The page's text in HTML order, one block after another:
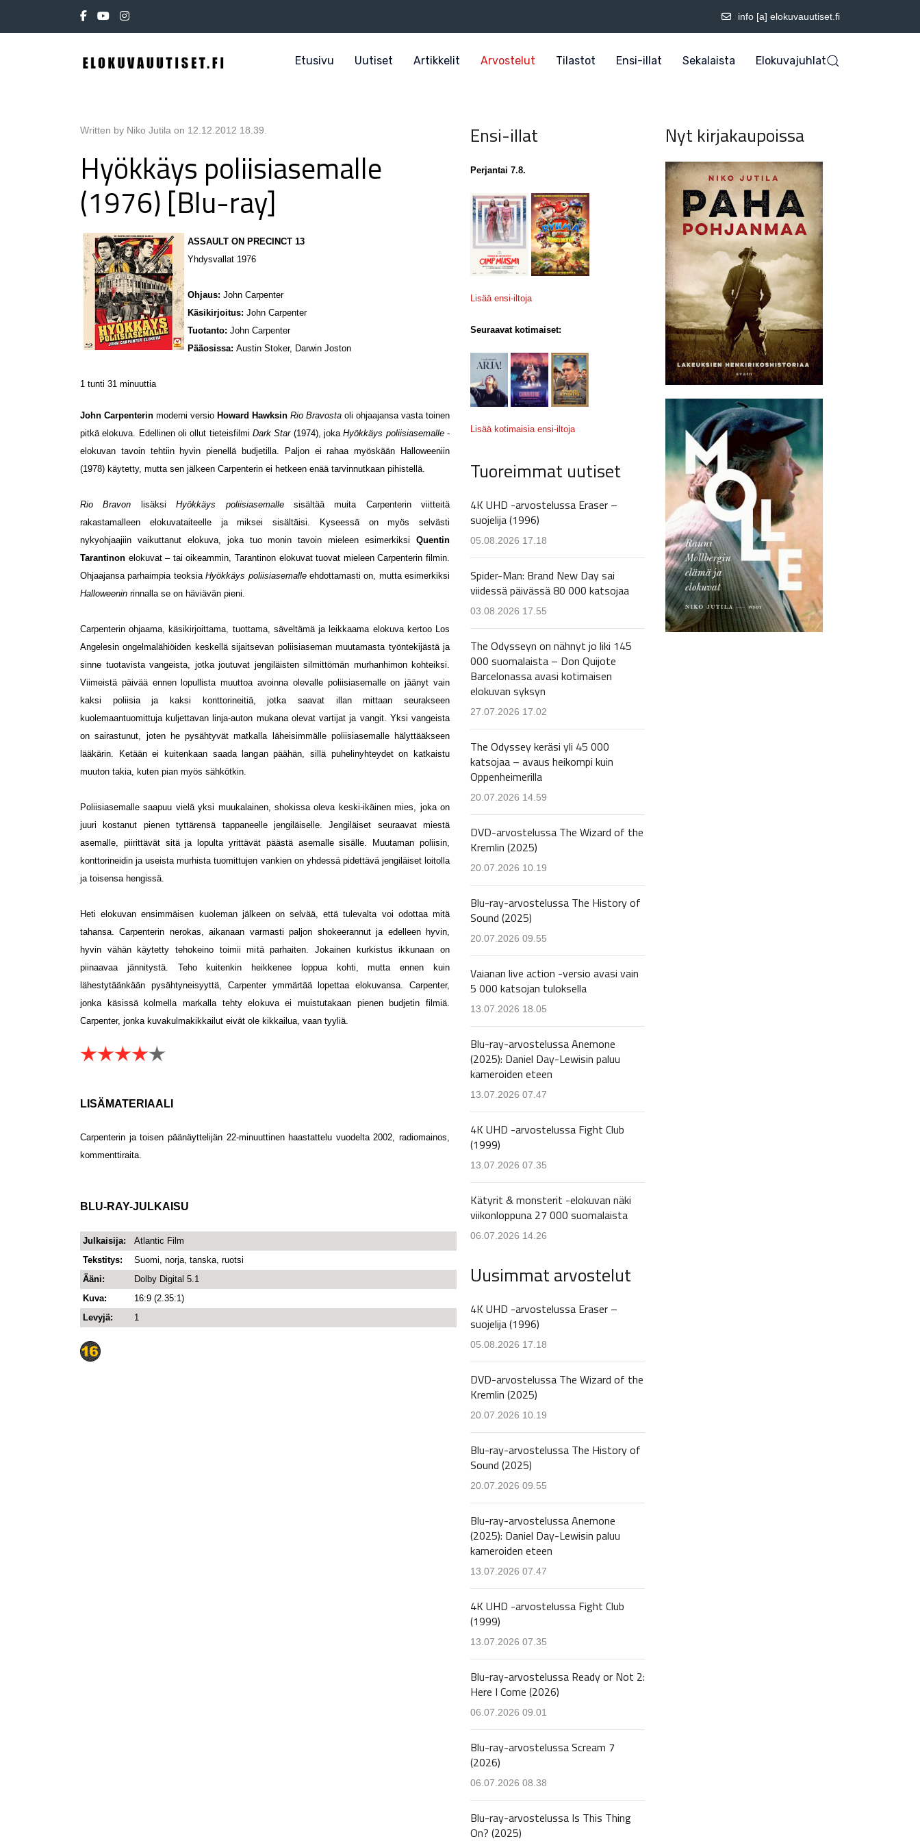
info [a] elokuvauutiset.fi
Etusivu Uutiset Artikkelit Arvostelut Tilastot Ensi-illat Sekalaista Elokuvajuhlat
Written by Niko Jutila on 12.12.2012 18.39
Hyökkäys poliisiasemalle
(1976) [Blu-ray]
ASSAULT ON PRECINCT 13
Yhdysvallat 1976
Ohjaus: John Carpenter
Käsikirjoitus: John Carpenter
Tuotanto: John Carpenter
Pääosissa: Austin Stoker, Darwin Joston
1 tunti 31 minuuttia
John Carpenterin moderni versio Howard Hawksin Rio Bravosta oli ohjaajansa vasta toinen
pitkä elokuva. Edellinen oli ollut tieteisfilmi Dark Star (1974), jokaHyökkäys poliisiasemalle-
elokuvan tavoin tehtiin hyvin pienellä budjetilla. Paljon ei rahaa myöskään Halloweeniin
(1978) käytetty, mutta sen jälkeen Carpenterin ei hetkeen enää tarvinnutkaan pihistellä.
Rio Bravon lisäksiHyökkäys poliisiasemalle sisältää muita Carpenterin viitteitä
rakastamalleen elokuvataiteelle ja miksei sisältäisi. Kyseessä on myös selvästi
nykyohjaajiin vaikuttanut elokuva, joka tuo monin tavoin mieleen esimerkiksi Quentin
Tarantinon elokuvat – tai oikeammin, Tarantinon elokuvat tuovat mieleen Carpenterin filmin.
Ohjaajansa parhaimpia teoksiaHyökkäys poliisiasemalle ehdottamasti on, mutta esimerkiksi
Halloweenin rinnalla se on häviävän pieni.
Carpenterin ohjaama, käsikirjoittama, tuottama, säveltämä ja leikkaama elokuva kertoo Los
Angelesin ongelmalähiöiden keskellä sijaitsevan poliisiaseman muutamasta työntekijästä ja
sinne tuotavista vangeista, jotka joutuvat jengiläisten silmittömän murhanhimon kohteiksi.
Viimeistä päivää ennen lopullista muuttoa avoinna olevalle poliisiasemalle on jäänyt vain
kaksi poliisia ja kaksi konttorineitiä, jotka saavat illan mittaan seurakseen
kuolemaantuomittuja kuljettavan linja-auton mukana olevat vartijat ja vangit. Yksi vangeista
on sairastunut, joten he pysähtyvät matkalla läheisimmälle poliisiasemalle hälyttääkseen
lääkärin. Ketään ei kuitenkaan saada langan päähän, sillä puhelinyhteydet on katkaistu
muuton takia, kuten pian myös sähkötkin.
Poliisiasemalle saapuu vielä yksi muukalainen, shokissa oleva keski-ikäinen mies, joka on
juuri kostanut pienen tyttärensä tappaneelle jengiläiselle. Jengiläiset seuraavat miestä
asemalle, piirittävät sitä ja lopulta yrittävät päästä asemalle sisälle. Muutaman poliisin,
konttorineidin ja useista murhista tuomittujen vankien on yhdessä pidettävä jengiläiset loitolla
ja toisensa hengissä.
Heti elokuvan ensimmäisen kuoleman jälkeen on selvää, että tulevalta voi odottaa mitä
tahansa. Carpenterin nerokas, aikanaan varmasti paljon shokeerannut ja edelleen hyvin,
hyvin vähän käytetty tehokeino toimii mitä parhaiten. Jokainen kurkistus ikkunaan on
piinaavaa jännitystä. Teho kuitenkin heikkenee loppua kohti, mutta ennen kuin
lähestytäänkään pysähtyneisyyttä, Carpenter ymmärtää lopettaa elokuvansa. Carpenter,
jonka käsissä kolmella markalla tehty elokuva ei muistutakaan pienen budjetin filmiä.
Carpenter, jonka kuvakulmakikkailut eivät ole kikkailua, vaan tyyliä.
LISÄMATERIAALI
Carpenterin ja toisen päänäyttelijän 22-minuuttinen haastattelu vuodelta 2002, radiomainos,
kommenttiraita.
BLU-RAY-JULKAISU
Julkaisija:
Atlantic Film
Tekstitys:
Suomi, norja, tanska, ruotsi
Ääni:
Dolby Digital 5.1
Kuva:
16:9 (2.35:1)
Levyjä:
1
Ensi-illat
Perjantai 7.8.
Lisää ensi-iltoja
Seuraavat kotimaiset:
Lisää kotimaisia ensi-iltoja
Tuoreimmat uutiset
4K UHD -arvostelussa Eraser –
suojelija (1996)
05.08.2026 17.18
Spider-Man: Brand New Day sai
viidessä päivässä 80 000 katsojaa
03.08.2026 17.55
The Odysseyn on nähnyt jo liki 145
000 suomalaista – Don Quijote
Barcelonassa avasi kotimaisen
elokuvan syksyn
27.07.2026 17.02
The Odyssey keräsi yli 45 000
katsojaa – avaus heikompi kuin
Oppenheimerilla
20.07.2026 14.59
DVD-arvostelussa The Wizard of the
Kremlin (2025)
20.07.2026 10.19
Blu-ray-arvostelussa The History of
Sound (2025)
20.07.2026 09.55
Vaianan live action -versio avasi vain
5 000 katsojan tuloksella
13.07.2026 18.05
Blu-ray-arvostelussa Anemone
(2025): Daniel Day-Lewisin paluu
kameroiden eteen
13.07.2026 07.47
4K UHD -arvostelussa Fight Club
(1999)
13.07.2026 07.35
Kätyrit & monsterit -elokuvan näki
viikonloppuna 27 000 suomalaista
06.07.2026 14.26
Uusimmat arvostelut
4K UHD -arvostelussa Eraser –
suojelija (1996)
05.08.2026 17.18
DVD-arvostelussa The Wizard of the
Kremlin (2025)
20.07.2026 10.19
Blu-ray-arvostelussa The History of
Sound (2025)
20.07.2026 09.55
Blu-ray-arvostelussa Anemone
(2025): Daniel Day-Lewisin paluu
kameroiden eteen
13.07.2026 07.47
4K UHD -arvostelussa Fight Club
(1999)
13.07.2026 07.35
Blu-ray-arvostelussa Ready or Not 2:
Here I Come (2026)
06.07.2026 09.01
Blu-ray-arvostelussa Scream 7
(2026)
06.07.2026 08.38
Blu-ray-arvostelussa Is This Thing
On? (2025)
Nyt kirjakaupoissa